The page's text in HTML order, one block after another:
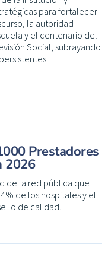
para fortalecer
la autoridad
y el centenario del
Social, subrayando
Prestadores
2026
de la red pública que
de los hospitales y el
de calidad.